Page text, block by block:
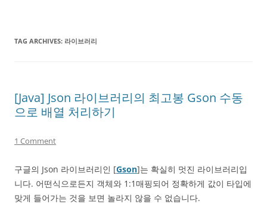
TAG ARCHIVES: 라이브러리
[Java] Json 라이브러리의 최고봉 Gson 수동
으로 배열 처리하기
1 Comment
구글의 Json 라이브러리인 [Gson]는 확실히 멋진 라이브러리입
니다. 어떤식으로든지 객체와 1:1매핑되어 정확하게 값이 타입에
맞게 들어가는 것을 보면 놀라지 않을 수 없습니다.